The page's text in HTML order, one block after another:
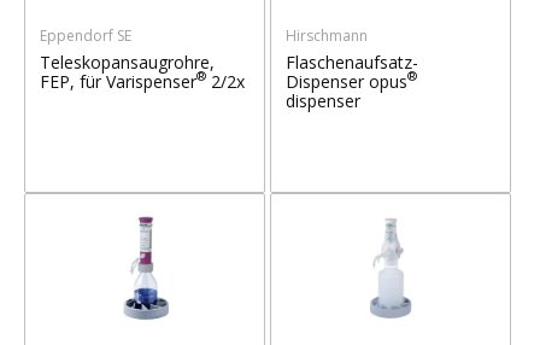
Eppendorf SE
Teleskopansaugrohre,
FEP, für Varispenser®2/2x
Hirschmann
Flaschenaufsatz-
Dispenser opus®
dispenser